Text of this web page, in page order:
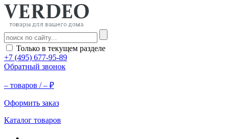
Только в текущем разделе
+7 (495) 677-95-89
Обратный звонок
– товаров /– ₽
Оформить заказ
Каталог товаров